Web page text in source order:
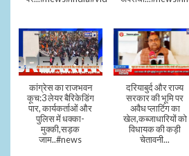
कांग्रेस का राजभवन
कूच:3 लेयर बैरिकेडिंग
पार, कार्यकर्ताओं और
पुलिस में धक्का-
मुक्की,सड़क
जाम..#news
दरियाबुर्द और राज्य
सरकार की भूमि पर
अवैध प्लाटिंग का
खेल,कब्जाधारियों को
विधायक की कड़ी
चेतावनी...